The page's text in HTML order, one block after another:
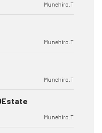
Munehiro.T
Munehiro.T
Munehiro.T
Munehiro.T